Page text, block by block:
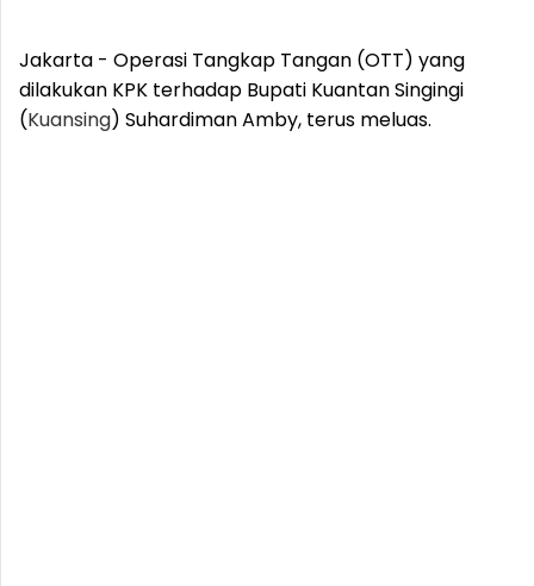
Jakarta - Operasi Tangkap Tangan (OTT) yang
dilakukan KPK terhadap Bupati Kuantan Singingi
(Kuansing) Suhardiman Amby, terus meluas.